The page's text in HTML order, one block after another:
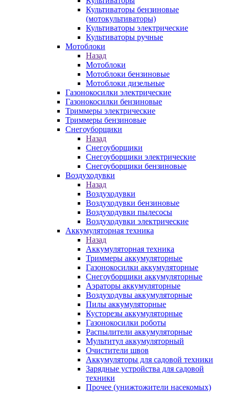
Культиваторы бензиновые
(мотокультиваторы)
Культиваторы электрические
Культиваторы ручные
Мотоблоки
Назад
Мотоблоки
Мотоблоки бензиновые
Мотоблоки дизельные
Газонокосилки электрические
Газонокосилки бензиновые
Триммеры электрические
Триммеры бензиновые
Снегоуборщики
Назад
Снегоуборщики
Снегоуборщики электрические
Снегоуборщики бензиновые
Воздуходувки
Назад
Воздуходувки
Воздуходувки бензиновые
Воздуходувки пылесосы
Воздуходувки электрические
Аккумуляторная техника
Назад
Аккумуляторная техника
Триммеры аккумуляторные
Газонокосилки аккумуляторные
Снегоуборщики аккумуляторные
Аэраторы аккумуляторные
Воздуходувы аккумуляторные
Пилы аккумуляторные
Кусторезы аккумуляторные
Газонокосилки роботы
Распылители аккумуляторные
Мультитул аккумуляторный
Очистители швов
Аккумуляторы для садовой техники
Зарядные устройства для садовой
техники
Прочее (унижтожители насекомых)